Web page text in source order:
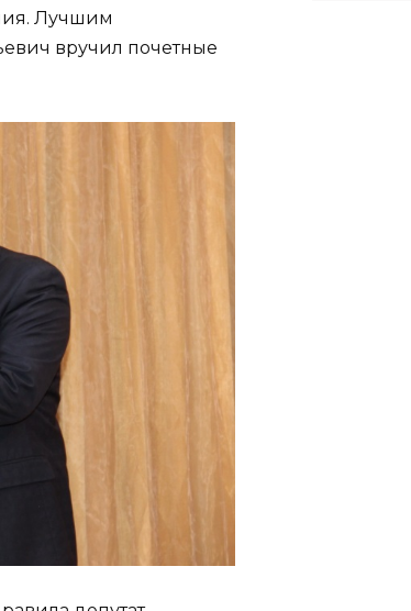
Лучшим
вручил почетные